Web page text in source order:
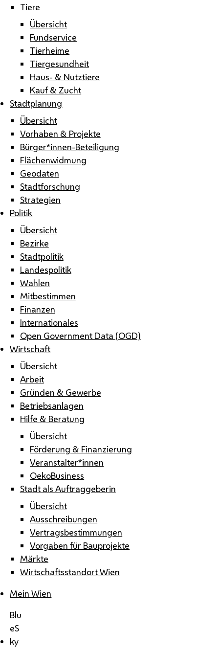
Tiere
Übersicht
Fundservice
Tierheime
Tiergesundheit
Haus- & Nutztiere
Kauf & Zucht
Stadtplanung
Übersicht
Vorhaben & Projekte
Bürger*innen-Beteiligung
Flächenwidmung
Geodaten
Stadtforschung
Strategien
Politik
Übersicht
Bezirke
Stadtpolitik
Landespolitik
Wahlen
Mitbestimmen
Finanzen
Internationales
Open Government Data (OGD)
Wirtschaft
Übersicht
Arbeit
Gründen & Gewerbe
Betriebsanlagen
Hilfe & Beratung
Übersicht
Förderung & Finanzierung
Veranstalter*innen
OekoBusiness
Stadt als Auftraggeberin
Übersicht
Ausschreibungen
Vertragsbestimmungen
Vorgaben für Bauprojekte
Märkte
Wirtschaftsstandort Wien
Mein Wien
Blu
eS
ky